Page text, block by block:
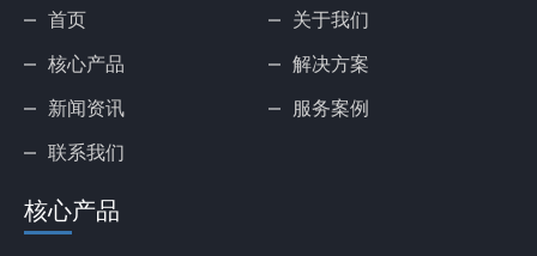
首页
关于我们
核心产品
解决方案
新闻资讯
服务案例
联系我们
核心产品